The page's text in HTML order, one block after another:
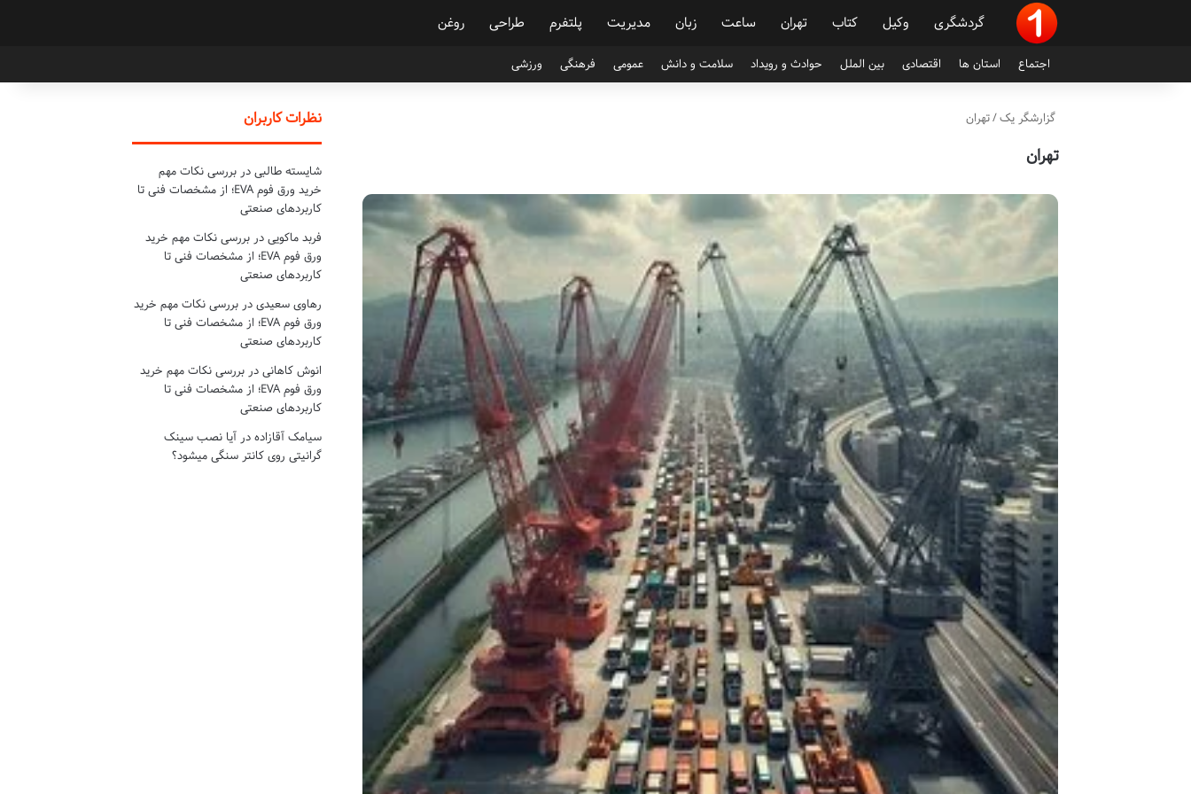
گردشگری وکیل کتاب تهران ساعت زبان مدیریت پلتفرم طراحی روغن
اجتماع استان ها اقتصادی بین الملل حوادث و رویداد سلامت و دانش عمومی فرهنگی ورزشی
گزارشگر یک/تهران
تهران
نظرات کاربران
شایسته طالبیدر بررسی نکات مهم
خرید ورق فوم EVA؛ از مشخصات فنی تا
کاربردهای صنعتی
فربد ماکوییدر بررسی نکات مهم خرید
ورق فوم EVA؛ از مشخصات فنی تا
کاربردهای صنعتی
رهاوی سعیدیدر بررسی نکات مهم خرید
ورق فوم EVA؛ از مشخصات فنی تا
کاربردهای صنعتی
انوش کاهانیدر بررسی نکات مهم خرید
ورق فوم EVA؛ از مشخصات فنی تا
کاربردهای صنعتی
سیامک آقازادهدر آیا نصب سینک
گرانیتی روی کانتر سنگی میشود؟